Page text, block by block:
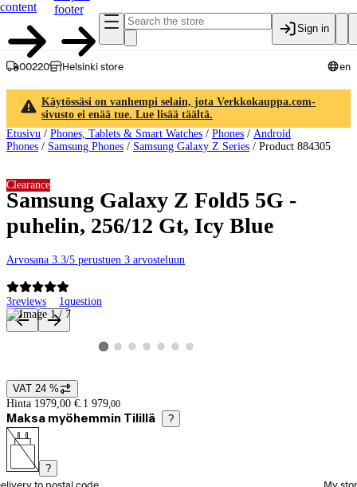
content
footer
Sign in
00220 Helsinki store en
Käytössäsi on vanhempi selain, jota Verkkokauppa.com-
sivusto ei enää tue. Lue lisää täältä.
Etusivu / Phones, Tablets & Smart Watches / Phones / Android
Phones / Samsung Phones / Samsung Galaxy Z Series / Product 884305
Samsung Galaxy Z Fold5 5G -
puhelin, 256/12 Gt, Icy Blue
Arvosana 3.3/5 perustuen 3 arvosteluun
3reviews 1question
Clearance
Product images and videos
View product image 1
View product image 2
View product image 3
View product image 4
View product image 5
View product image 6
View product image 7
Price details
VAT 24 %
Hinta 1979,00 €. 1 979,00
Maksa myöhemmin Tilillä ?
?
order method